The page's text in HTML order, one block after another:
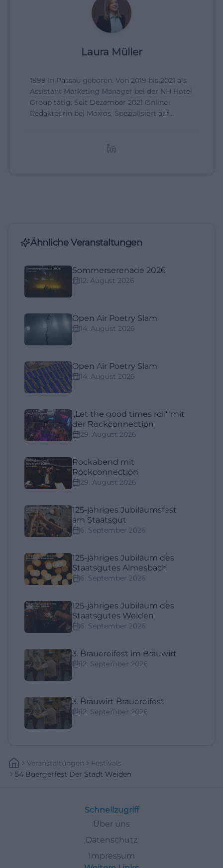
Laura Müller
1999 in Passau geboren. Von 2019 bis 2021 als
Assistant Marketing Manager bei der NH Hotel
Group tätig. Seit Dezember 2021 Online-
Redakteurin bei Moxios. Spezialisiert auf
Ähnliche Veranstaltungen
Sommerserenade 2026
12. August 2026
Open Air Poetry Slam
14. August 2026
Open Air Poetry Slam
14. August 2026
„Let the good times roll“ mit
der Rockconnection
29. August 2026
Rockabend mit
Rockconnection
29. August 2026
125-jähriges Jubiläumsfest
am Staatsgut
6. September 2026
125-jähriges Jubiläum des
Staatsgutes Almesbach
6. September 2026
125-jähriges Jubiläum des
Staatsgutes Weiden
6. September 2026
3. Brauereifest im Bräuwirt
12. September 2026
3. Bräuwirt Brauereifest
12. September 2026
Veranstaltungen
Festivals
54 Buergerfest Der Stadt Weiden
Schnellzugriff
Über uns
Datenschutz
Impressum